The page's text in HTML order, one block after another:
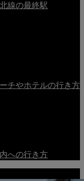
線の最終駅
チやホテルの行き方
への行き方